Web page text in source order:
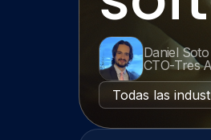
Daniel
CTO-Tres
Todas las